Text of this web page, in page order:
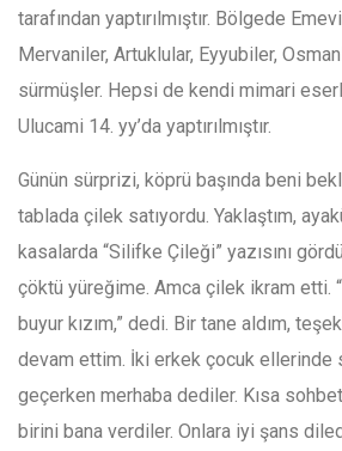
tarafından yaptırılmıştır. Bölgede
Mervaniler, Artuklular, Eyyubiler,
sürmüşler. Hepsi de kendi mimari
Ulucami 14. yy’da yaptırılmıştır.
Günün sürprizi, köprü başında beni
tablada çilek satıyordu. Yaklaştım,
kasalarda “Silifke Çileği” yazısını
çöktü yüreğime. Amca çilek ikram etti.
buyur kızım,” dedi. Bir tane aldım,
devam ettim. İki erkek çocuk ellerinde
geçerken merhaba dediler. Kısa
birini bana verdiler. Onlara iyi şans